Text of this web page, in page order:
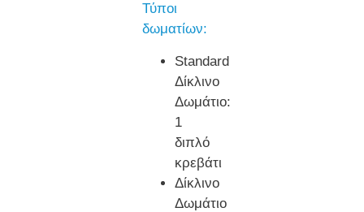
Τύποι
δωματίων:
Standard
Δίκλινο
Δωμάτιο:
1
διπλό
κρεβάτι
Δίκλινο
Δωμάτιο